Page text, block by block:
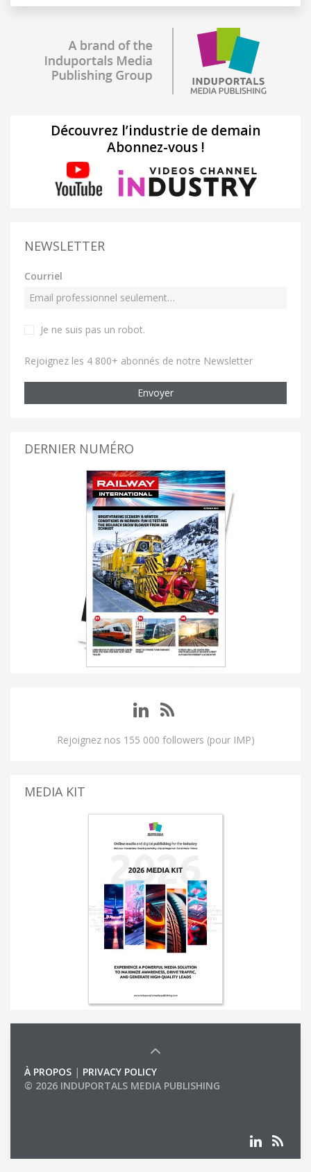
Découvrez l’industrie de demain
Abonnez-vous !
NEWSLETTER
Courriel
Je ne suis pas un robot.
Rejoignez les 4 800+ abonnés de notre Newsletter
Envoyer
DERNIER NUMÉRO
Rejoignez nos 155 000 followers (pour IMP)
MEDIA KIT
À PROPOS | PRIVACY POLICY
© 2026 INDUPORTALS MEDIA PUBLISHING